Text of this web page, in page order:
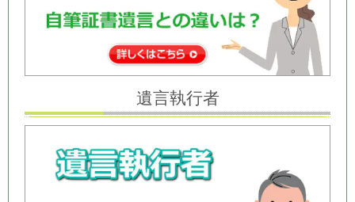
遺言執行者